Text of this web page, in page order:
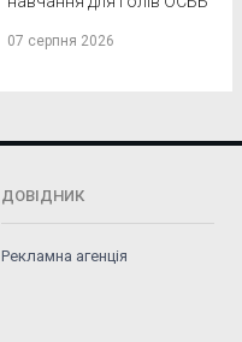
07 серпня 2026
ДОВІДНИК
Рекламна агенція